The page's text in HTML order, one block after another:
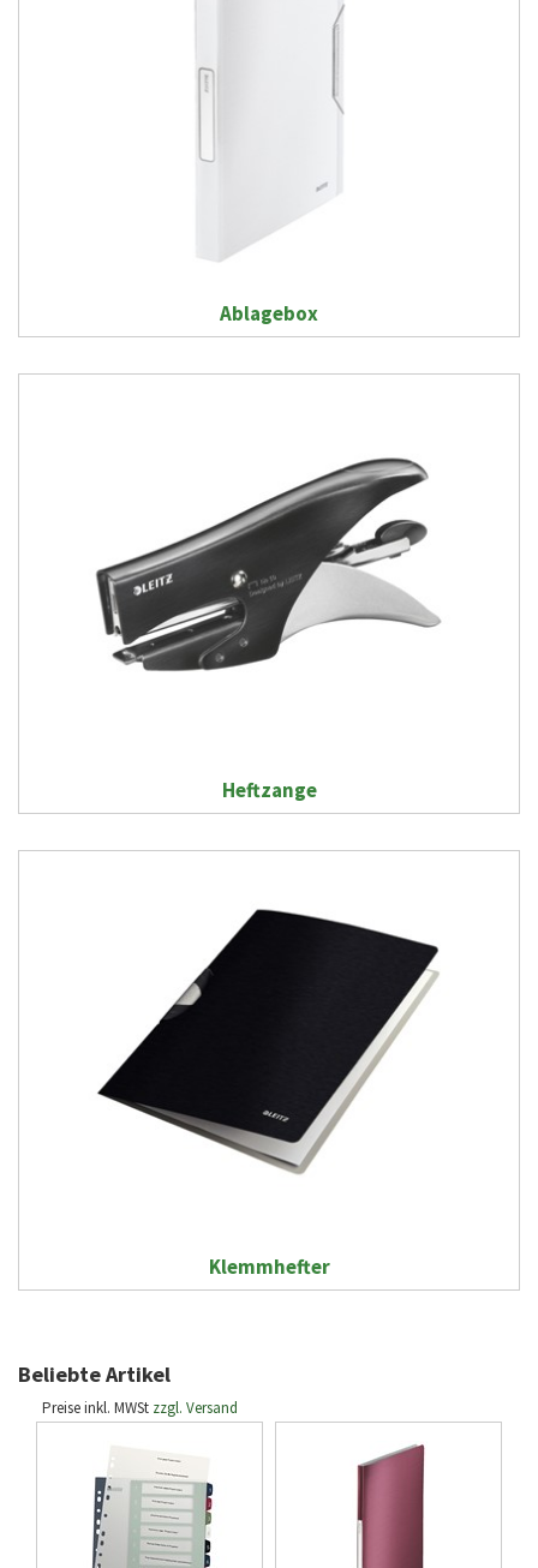
Ablagebox
Heftzange
Klemmhefter
Beliebte Artikel
Preise inkl. MWSt zzgl. Versand